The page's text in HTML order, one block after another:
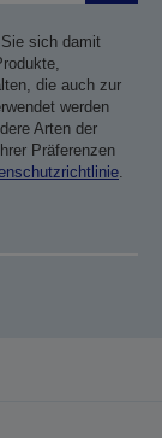
sich damit
die auch zur
werden
Arten der
Präferenzen
.